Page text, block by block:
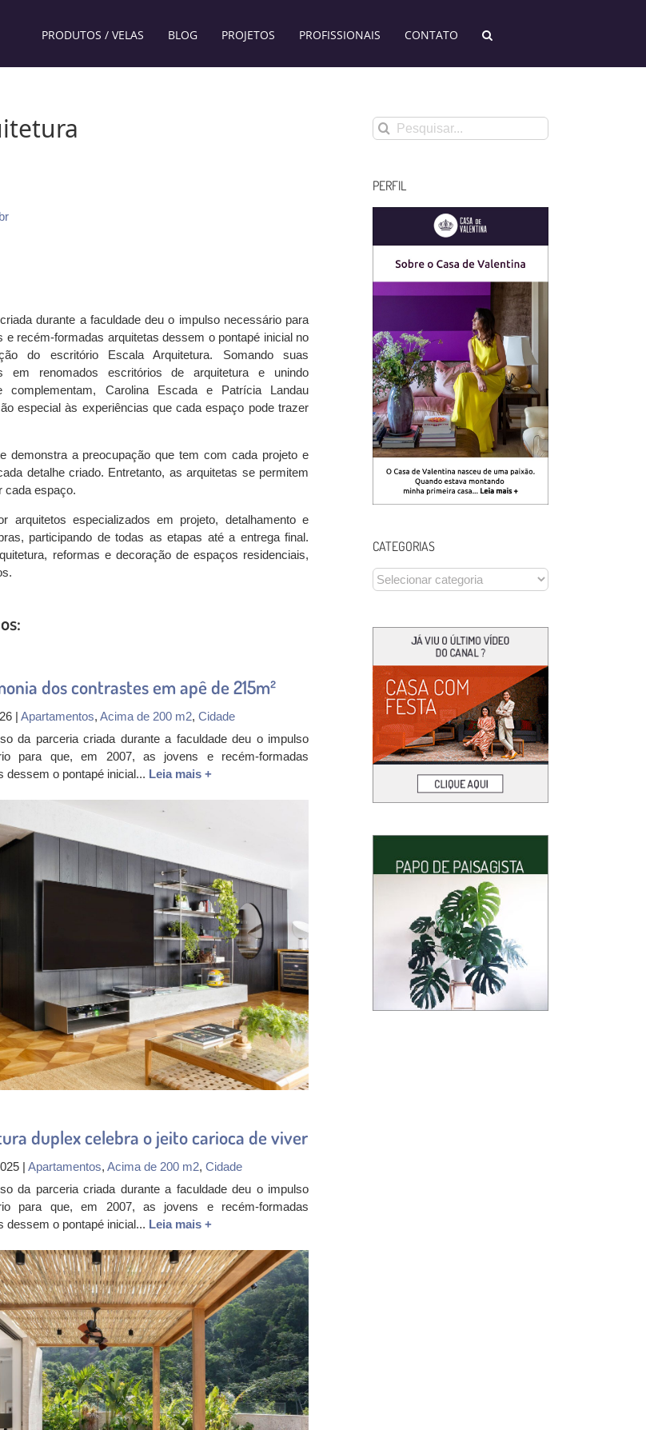
PRODUTOS / VELAS BLOG PROJETOS PROFISSIONAIS CONTATO
durante a faculdade deu o impulso necessário para
e recém-formadas arquitetas dessem o pontapé inicial no
do escritório Escala Arquitetura. Somando suas
em renomados escritórios de arquitetura e unindo
complementam, Carolina Escada e Patrícia Landau
especial às experiências que cada espaço pode trazer
demonstra a preocupação que tem com cada projeto e
detalhe criado. Entretanto, as arquitetas se permitem
cada espaço.
arquitetos especializados em projeto, detalhamento e
participando de todas as etapas até a entrega final.
reformas e decoração de espaços residenciais,
dos contrastes em apê de 215m²
| Apartamentos, Acima de 200 m2, Cidade
da parceria criada durante a faculdade deu o impulso
para que, em 2007, as jovens e recém-formadas
dessem o pontapé inicial... Leia mais +
duplex celebra o jeito carioca de viver
| Apartamentos, Acima de 200 m2, Cidade
da parceria criada durante a faculdade deu o impulso
para que, em 2007, as jovens e recém-formadas
dessem o pontapé inicial... Leia mais +
Buscar
resultados
PERFIL
CATEGORIAS
CATEGORIAS